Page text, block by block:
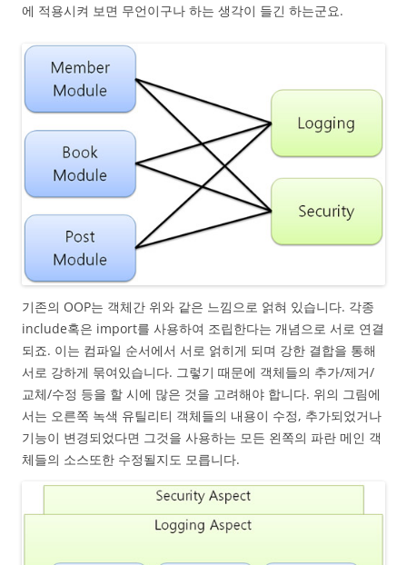
에 적용시켜 보면 무언이구나 하는 생각이 들긴 하는군요.
기존의 OOP는 객체간 위와 같은 느낌으로 얽혀 있습니다. 각종
include혹은 import를 사용하여 조립한다는 개념으로 서로 연결
되죠. 이는 컴파일 순서에서 서로 얽히게 되며 강한 결합을 통해
서로 강하게 묶여있습니다. 그렇기 때문에 객체들의 추가/제거/
교체/수정 등을 할 시에 많은 것을 고려해야 합니다. 위의 그림에
서는 오른쪽 녹색 유틸리티 객체들의 내용이 수정, 추가되었거나
기능이 변경되었다면 그것을 사용하는 모든 왼쪽의 파란 메인 객
체들의 소스또한 수정될지도 모릅니다.